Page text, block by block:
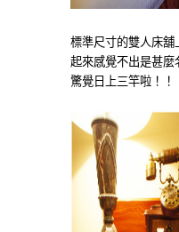
標準尺寸的雙人床舖
起來感覺不出是甚麼
驚覺日上三竿啦！！